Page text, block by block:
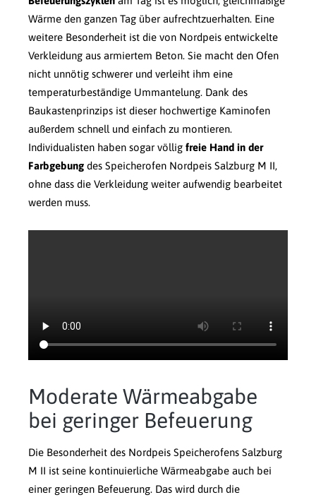
Wärme den ganzen Tag über aufrechtzuerhalten. Eine
weitere Besonderheit ist die von Nordpeis entwickelte
Verkleidung aus armiertem Beton. Sie macht den Ofen
nicht unnötig schwerer und verleiht ihm eine
temperaturbeständige Ummantelung. Dank des
Baukastenprinzips ist dieser hochwertige Kaminofen
außerdem schnell und einfach zu montieren.
Individualisten haben sogar völlig freie Hand in der
Farbgebung des Speicherofen Nordpeis Salzburg M II,
ohne dass die Verkleidung weiter aufwendig bearbeitet
werden muss.
Moderate Wärmeabgabe
bei geringer Befeuerung
Die Besonderheit des Nordpeis Speicherofens Salzburg
M II ist seine kontinuierliche Wärmeabgabe auch bei
einer geringen Befeuerung. Das wird durch die